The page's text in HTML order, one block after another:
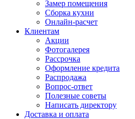
Замер помещения
Сборка кухни
Онлайн-расчет
Клиентам
Акции
Фотогалерея
Рассрочка
Оформление кредита
Распродажа
Вопрос-ответ
Полезные советы
Написать директору
Доставка и оплата